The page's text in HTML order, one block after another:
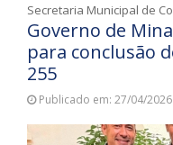
Secretaria Municipal de
Governo de
para conclusão
255
Publicado em: 27/04/